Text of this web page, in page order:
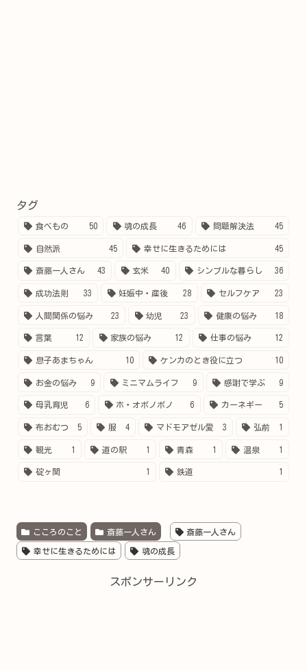
タグ
食べもの 50 魂の成長 46 問題解決法 45
自然派 45 幸せに生きるためには 45
斎藤一人さん 43 玄米 40 シンプルな暮らし 36
成功法則 33 妊娠中・産後 28 セルフケア 23
人間関係の悩み 23 幼児 23 健康の悩み 18
言葉 12 家族の悩み 12 仕事の悩み 12
息子あまちゃん 10 ケンカのとき役に立つ 10
お金の悩み 9 ミニマムライフ 9 感謝で学ぶ 9
母乳育児 6 ホ・オポノポノ 6 カーネギー 5
布おむつ 5 服 4 マドモアゼル愛 3 弘前 1
観光 1 道の駅 1 青森 1 温泉 1
碇ヶ関 1 鉄道 1
こころのこと 斎藤一人さん 斎藤一人さん
幸せに生きるためには 魂の成長
スポンサーリンク